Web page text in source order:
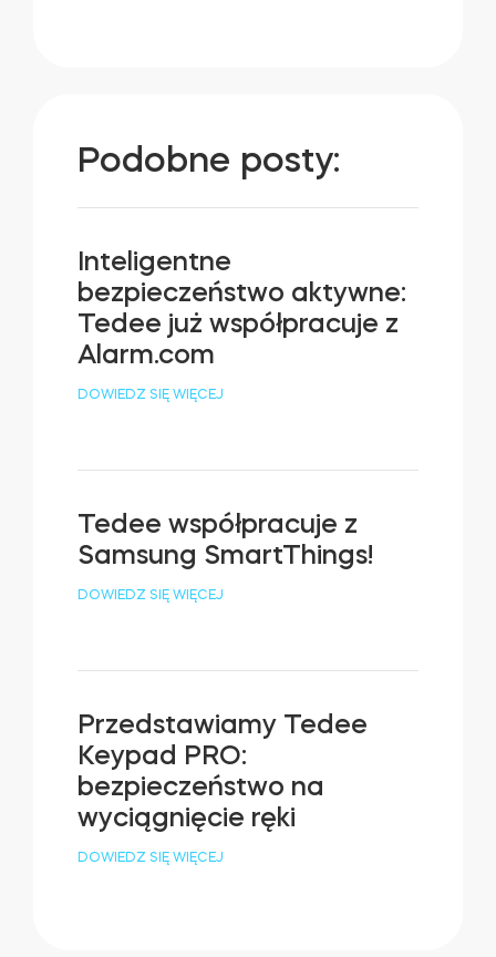
Podobne posty:
Inteligentne
bezpieczeństwo aktywne:
Tedee już współpracuje z
Alarm.com
DOWIEDZ SIĘ WIĘCEJ
Tedee współpracuje z
Samsung SmartThings!
DOWIEDZ SIĘ WIĘCEJ
Przedstawiamy Tedee
Keypad PRO:
bezpieczeństwo na
wyciągnięcie ręki
DOWIEDZ SIĘ WIĘCEJ